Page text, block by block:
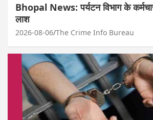
Bhopal News: पर्यटन विभाग के
लाश
2026-08-06 The Crime Info Bureau